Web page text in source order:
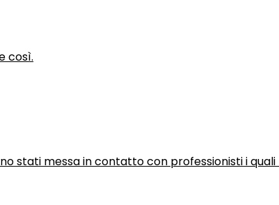
così.
stati messa in contatto con professionisti i